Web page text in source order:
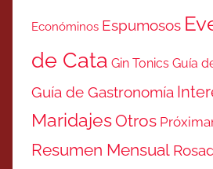
Económinos Espumosos
de Cata Gin Tonics Guía
Guía de Gastronomía
MaridajesOtros
Resumen Mensual